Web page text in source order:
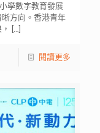
學數字教育發展
方向。香港青年
[…]
閱讀更多